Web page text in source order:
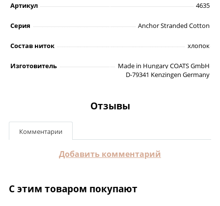
Артикул 4635
Серия Anchor Stranded Cotton
Состав ниток хлопок
Изготовитель
Made in Hungary COATS GmbH
D-79341 Kenzingen Germany
Отзывы
Комментарии
Добавить комментарий
С этим товаром покупают